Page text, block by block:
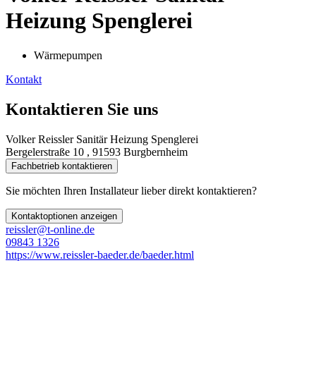
Heizung Spenglerei
Wärmepumpen
Kontakt
Kontaktieren Sie uns
Volker Reissler Sanitär Heizung Spenglerei
Bergelerstraße 10 , 91593 Burgbernheim
Fachbetrieb kontaktieren
Sie möchten Ihren Installateur lieber direkt kontaktieren?
Kontaktoptionen anzeigen
reissler@t-online.de
09843 1326
https://www.reissler-baeder.de/baeder.html